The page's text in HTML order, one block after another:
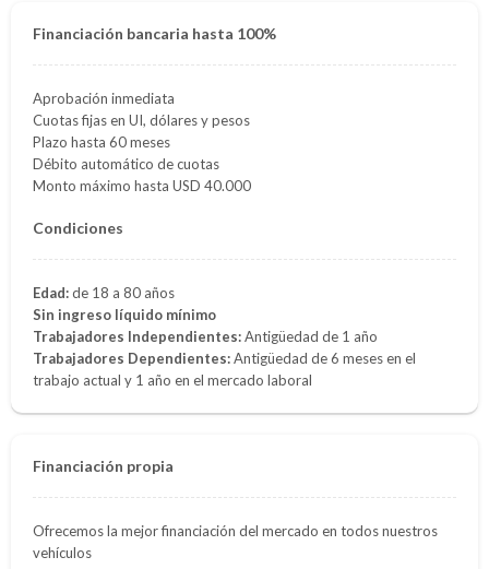
Financiación bancaria hasta 100%
Aprobación inmediata
Cuotas fijas en UI, dólares y pesos
Plazo hasta 60 meses
Débito automático de cuotas
Monto máximo hasta USD 40.000
Condiciones
Edad:de 18 a 80 años
Sin ingreso líquido mínimo
Trabajadores Independientes:Antigüedad de 1 año
Trabajadores Dependientes:Antigüedad de 6 meses en el
trabajo actual y 1 año en el mercado laboral
Financiación propia
Ofrecemos la mejor financiación del mercado en todos nuestros
vehículos